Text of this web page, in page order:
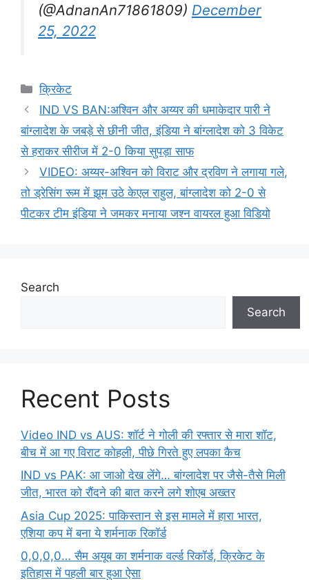
(@AdnanAn71861809) December
25, 2022
Categories
क्रिकेट
IND VS BAN:अश्विन और अय्यर की धमाकेदार पारी ने
बांग्लादेश के जबड़े से छीनी जीत, इंडिया ने बांग्लादेश को 3 विकेट
से हराकर सीरीज में 2-0 किया सुपड़ा साफ
VIDEO: अय्यर-अश्विन को विराट और द्रविण ने लगाया गले,
तो ड्रेसिंग रूम में झूम उठे केएल राहुल, बांग्लादेश को 2-0 से
पीटकर टीम इंडिया ने जमकर मनाया जश्न वायरल हुआ विडियो
Search
Search
Recent Posts
Video IND vs AUS: शॉर्ट ने गोली की रफ्तार से मारा शॉट,
बीच में आ गए विराट कोहली, पीछे गिरते हुए लपका कैच
IND vs PAK: आ जाओ देख लेंगे… बांग्लादेश पर जैसे-तैसे मिली
जीत, भारत को रौंदने की बात करने लगे शोएब अख्तर
Asia Cup 2025: पाकिस्तान से इस मामले में हारा भारत,
एशिया कप में बना ये शर्मनाक रिकॉर्ड
0,0,0,0… सैम अयूब का शर्मनाक वर्ल्ड रिकॉर्ड, क्रिकेट के
इतिहास में पहली बार हुआ ऐसा